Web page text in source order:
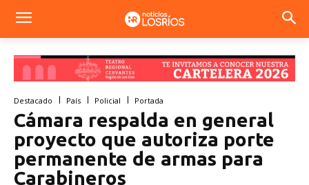
Destacado País Policial Portada
Cámara respalda en general
proyecto que autoriza porte
permanente de armas para
Carabineros